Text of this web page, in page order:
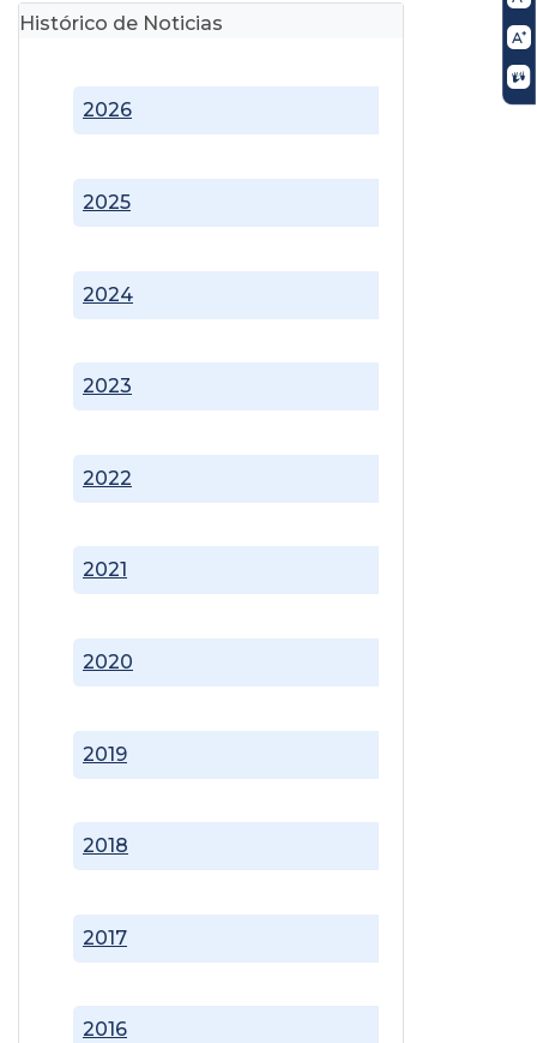
Histórico de Noticias
2016
2017
2018
2019
2020
2021
2022
2023
2024
2025
2026